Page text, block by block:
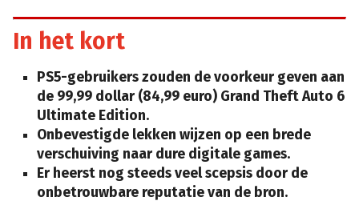
In het kort
PS5-gebruikers zouden de voorkeur geven aan
de 99,99 dollar (84,99 euro) Grand Theft Auto 6
Ultimate Edition.
Onbevestigde lekken wijzen op een brede
verschuiving naar dure digitale games.
Er heerst nog steeds veel scepsis door de
onbetrouwbare reputatie van de bron.